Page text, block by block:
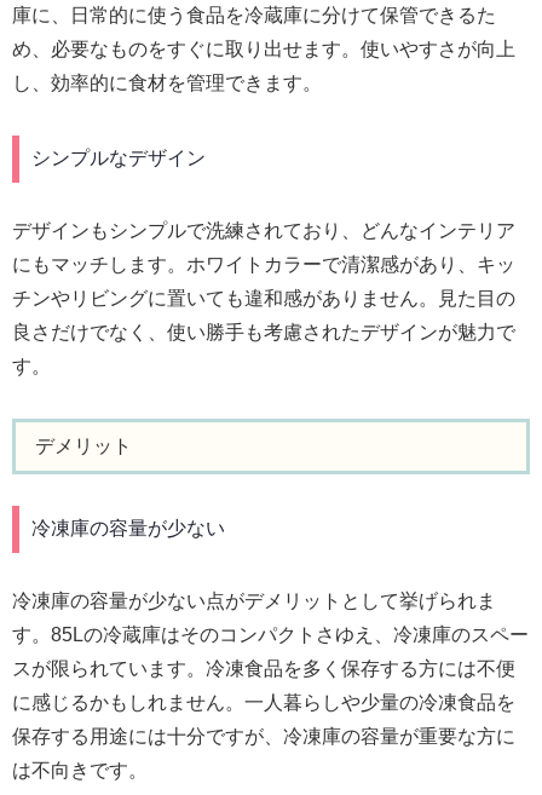
庫に、日常的に使う食品を冷蔵庫に分けて保管できるた
め、必要なものをすぐに取り出せます。使いやすさが向上
し、効率的に食材を管理できます。
シンプルなデザイン
デザインもシンプルで洗練されており、どんなインテリア
にもマッチします。ホワイトカラーで清潔感があり、キッ
チンやリビングに置いても違和感がありません。見た目の
良さだけでなく、使い勝手も考慮されたデザインが魅力で
す。
デメリット
冷凍庫の容量が少ない
冷凍庫の容量が少ない点がデメリットとして挙げられま
す。85Lの冷蔵庫はそのコンパクトさゆえ、冷凍庫のスペー
スが限られています。冷凍食品を多く保存する方には不便
に感じるかもしれません。一人暮らしや少量の冷凍食品を
保存する用途には十分ですが、冷凍庫の容量が重要な方に
は不向きです。